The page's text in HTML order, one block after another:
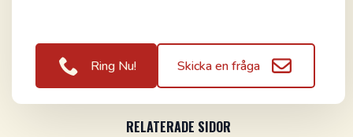
Ring Nu! Skicka en fråga
RELATERADE SIDOR